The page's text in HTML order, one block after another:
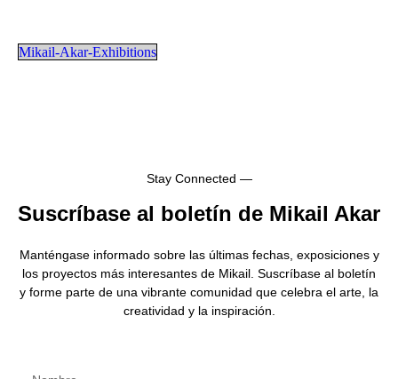
Mikail-Akar-Exhibitions
Stay Connected —
Suscríbase al boletín de Mikail Akar
Manténgase informado sobre las últimas fechas, exposiciones y
los proyectos más interesantes de Mikail. Suscríbase al boletín
y forme parte de una vibrante comunidad que celebra el arte, la
creatividad y la inspiración.